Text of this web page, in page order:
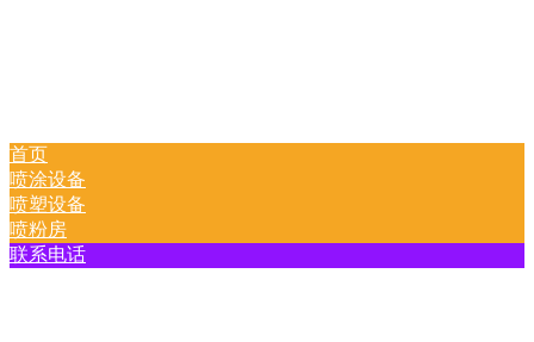
首页
喷涂设备
喷塑设备
喷粉房
联系电话